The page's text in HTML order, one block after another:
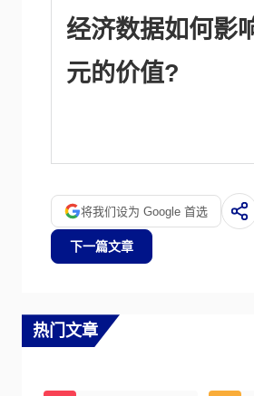
率，从而吸引更多的资金流入
寻求利润丰厚的投资场所的全
加了对当地货币的需求，在加
经济数据如何影
元的价值?
务业pmi、就业和消费者信心
不仅吸引了更多的外国投资，
加拿大银行提高利率，从而导
而，如果经济数据疲弱，加元
将我们设为 Google 首选
下一篇文章
热门文章